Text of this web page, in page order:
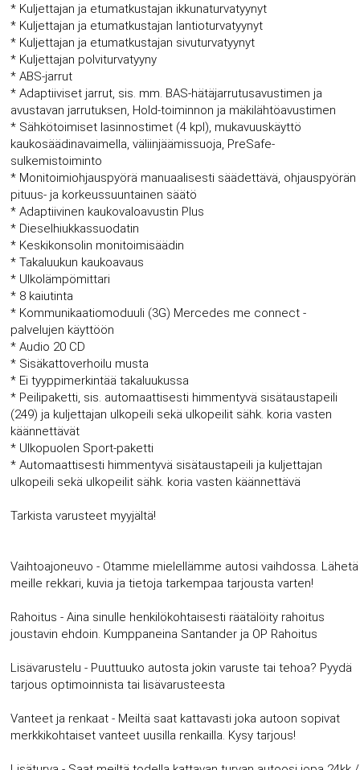
* Kuljettajan ja etumatkustajan ikkunaturvatyynyt
* Kuljettajan ja etumatkustajan lantioturvatyynyt
* Kuljettajan ja etumatkustajan sivuturvatyynyt
* Kuljettajan polviturvatyyny
* ABS-jarrut
* Adaptiiviset jarrut, sis. mm. BAS-hätäjarrutusavustimen ja
avustavan jarrutuksen, Hold-toiminnon ja mäkilähtöavustimen
* Sähkötoimiset lasinnostimet (4 kpl), mukavuuskäyttö
kaukosäädinavaimella, väliinjäämissuoja, PreSafe-
sulkemistoiminto
* Monitoimiohjauspyörä manuaalisesti säädettävä, ohjauspyörän
pituus- ja korkeussuuntainen säätö
* Adaptiivinen kaukovaloavustin Plus
* Dieselhiukkassuodatin
* Keskikonsolin monitoimisäädin
* Takaluukun kaukoavaus
* Ulkolämpömittari
* 8 kaiutinta
* Kommunikaatiomoduuli (3G) Mercedes me connect -
palvelujen käyttöön
* Audio 20 CD
* Sisäkattoverhoilu musta
* Ei tyyppimerkintää takaluukussa
* Peilipaketti, sis. automaattisesti himmentyvä sisätaustapeili
(249) ja kuljettajan ulkopeili sekä ulkopeilit sähk. koria vasten
käännettävät
* Ulkopuolen Sport-paketti
* Automaattisesti himmentyvä sisätaustapeili ja kuljettajan
ulkopeili sekä ulkopeilit sähk. koria vasten käännettävä
Tarkista varusteet myyjältä!
Vaihtoajoneuvo - Otamme mielellämme autosi vaihdossa. Lähetä
meille rekkari, kuvia ja tietoja tarkempaa tarjousta varten!
Rahoitus - Aina sinulle henkilökohtaisesti räätälöity rahoitus
joustavin ehdoin. Kumppaneina Santander ja OP Rahoitus
Lisävarustelu - Puuttuuko autosta jokin varuste tai tehoa? Pyydä
tarjous optimoinnista tai lisävarusteesta
Vanteet ja renkaat - Meiltä saat kattavasti joka autoon sopivat
merkkikohtaiset vanteet uusilla renkailla. Kysy tarjous!